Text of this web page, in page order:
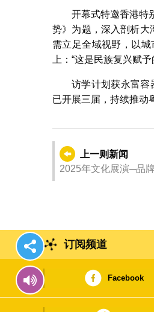
开幕式特邀香港特
势》为题，深入剖析大
需立足全域视野，以
上：“这是民族复兴赋
访学计划获永富容
已开展三届，持续推动
上一则新闻
2025年文化展演─品
订阅频道
Facebook